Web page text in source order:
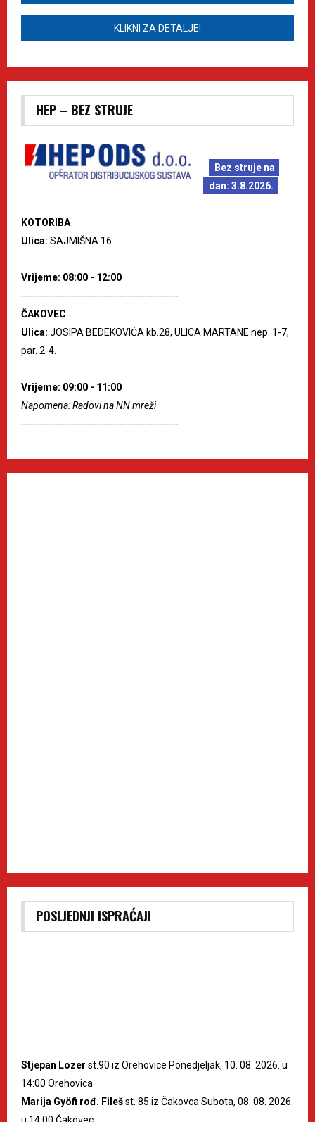
KLIKNI ZA DETALJE!
HEP – BEZ STRUJE
Bez struje na
dan: 3.8.2026.
KOTORIBA
Ulica: SAJMIŠNA 16.
Vrijeme: 08:00 - 12:00
--------------------------------------------------------
ČAKOVEC
Ulica: JOSIPA BEDEKOVIĆA kb.28, ULICA MARTANE nep. 1-7,
par. 2-4.
Vrijeme: 09:00 - 11:00
Napomena: Radovi na NN mreži
--------------------------------------------------------
POSLJEDNJI ISPRAĆAJI
Stjepan Lozer st.90 iz Orehovice Ponedjeljak, 10. 08. 2026. u
14:00 Orehovica
Marija Gyöfi rođ. Filešst. 85 iz Čakovca Subota, 08. 08. 2026.